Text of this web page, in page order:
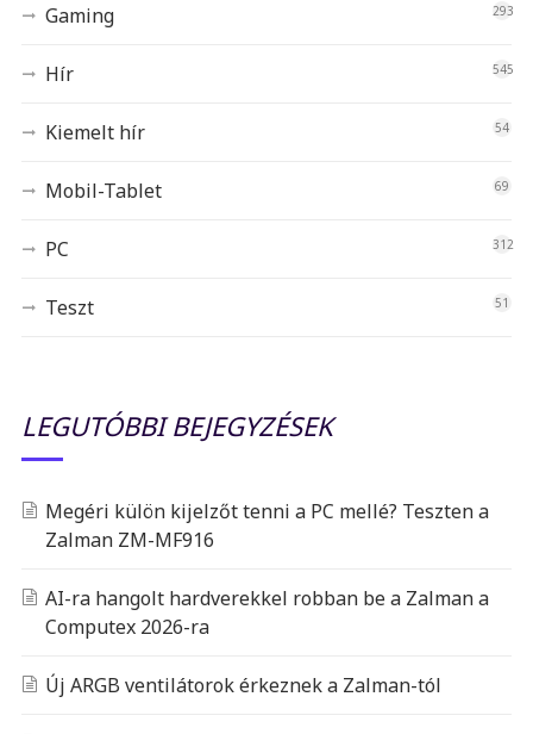
Gaming 293
Hír 545
Kiemelt hír 54
Mobil-Tablet 69
PC 312
Teszt 51
LEGUTÓBBI BEJEGYZÉSEK
Megéri külön kijelzőt tenni a PC mellé? Teszten a
Zalman ZM-MF916
AI-ra hangolt hardverekkel robban be a Zalman a
Computex 2026-ra
Új ARGB ventilátorok érkeznek a Zalman-tól